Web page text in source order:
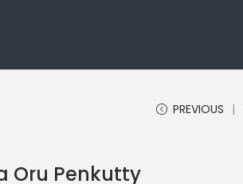
PREVIOUS
Oru Penkutty